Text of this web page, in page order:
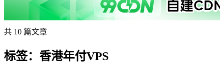
共 10 篇文章
标签：香港年付VPS